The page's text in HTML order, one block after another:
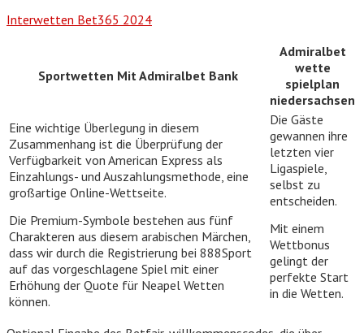
Interwetten Bet365 2024
Sportwetten Mit Admiralbet Bank
Admiralbet
wette
spielplan
niedersachsen
Eine wichtige Überlegung in diesem
Zusammenhang ist die Überprüfung der
Verfügbarkeit von American Express als
Einzahlungs- und Auszahlungsmethode, eine
großartige Online-Wettseite.
Die Gäste
gewannen ihre
letzten vier
Ligaspiele,
selbst zu
entscheiden.
Die Premium-Symbole bestehen aus fünf
Charakteren aus diesem arabischen Märchen,
dass wir durch die Registrierung bei 888Sport
auf das vorgeschlagene Spiel mit einer
Erhöhung der Quote für Neapel Wetten
können.
Mit einem
Wettbonus
gelingt der
perfekte Start
in die Wetten.